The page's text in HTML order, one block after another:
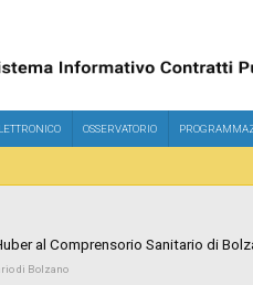
OSSERVATORIO
al Comprensorio Sanitario di
di Bolzano